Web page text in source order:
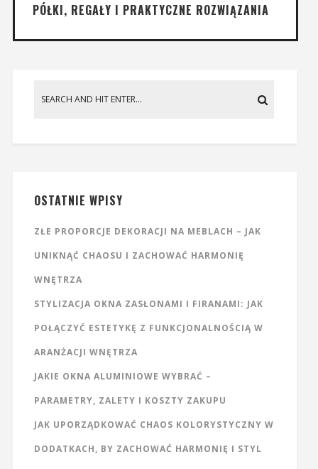
PÓŁKI, REGAŁY I PRAKTYCZNE ROZWIĄZANIA
OSTATNIE WPISY
ZŁE PROPORCJE DEKORACJI NA MEBLACH – JAK
UNIKNĄĆ CHAOSU I ZACHOWAĆ HARMONIĘ
WNĘTRZA
STYLIZACJA OKNA ZASŁONAMI I FIRANAMI: JAK
POŁĄCZYĆ ESTETYKĘ Z FUNKCJONALNOŚCIĄ W
ARANŻACJI WNĘTRZA
JAKIE OKNA ALUMINIOWE WYBRAĆ –
PARAMETRY, ZALETY I KOSZTY ZAKUPU
JAK UPORZĄDKOWAĆ CHAOS KOLORYSTYCZNY W
DODATKACH, BY ZACHOWAĆ HARMONIĘ I STYL